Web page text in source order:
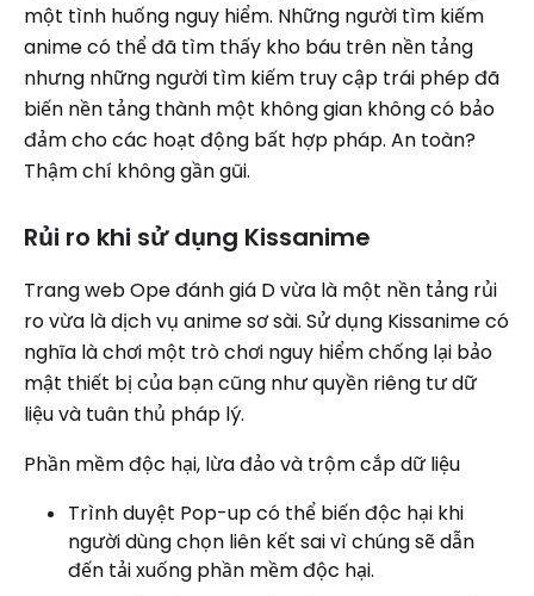
một tình huống nguy hiểm. Những người tìm kiếm
anime có thể đã tìm thấy kho báu trên nền tảng
nhưng những người tìm kiếm truy cập trái phép đã
biến nền tảng thành một không gian không có bảo
đảm cho các hoạt động bất hợp pháp. An toàn?
Thậm chí không gần gũi.
Rủi ro khi sử dụng Kissanime
Trang web Ope đánh giá D vừa là một nền tảng rủi
ro vừa là dịch vụ anime sơ sài. Sử dụng Kissanime có
nghĩa là chơi một trò chơi nguy hiểm chống lại bảo
mật thiết bị của bạn cũng như quyền riêng tư dữ
liệu và tuân thủ pháp lý.
Phần mềm độc hại, lừa đảo và trộm cắp dữ liệu
Trình duyệt Pop-up có thể biến độc hại khi
người dùng chọn liên kết sai vì chúng sẽ dẫn
đến tải xuống phần mềm độc hại.